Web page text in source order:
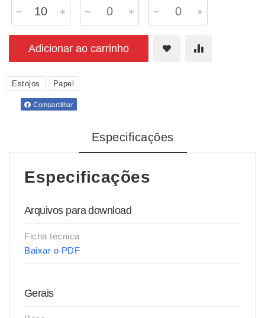
Adicionar ao carrinho
Estojos Papel
Compartilhar
Especificações
Especificações
Arquivos para download
Ficha técnica
Baixar o PDF
Gerais